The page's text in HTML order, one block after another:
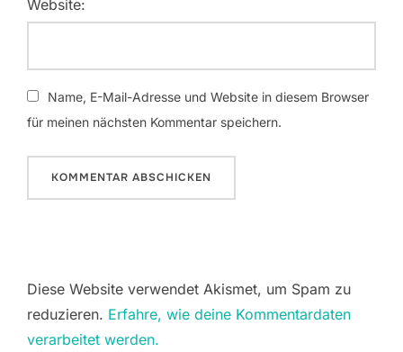
Website:
Name, E-Mail-Adresse und Website in diesem Browser
für meinen nächsten Kommentar speichern.
Diese Website verwendet Akismet, um Spam zu
reduzieren. Erfahre, wie deine Kommentardaten
verarbeitet werden.